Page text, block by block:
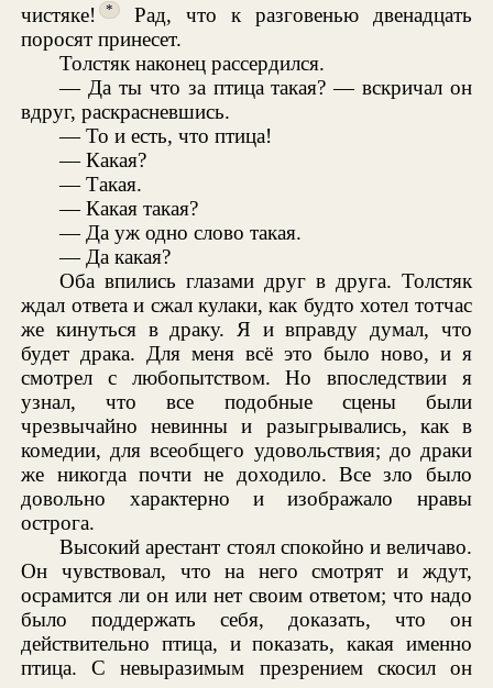
чистяке!
*
Рад, что к разговенью двенадцать
поросят принесет.
Толстяк наконец рассердился.
— Да ты что за птица такая? — вскричал он
вдруг, раскрасневшись.
— То и есть, что птица!
— Какая?
— Такая.
— Какая такая?
— Да уж одно слово такая.
— Да какая?
Оба впились глазами друг в друга. Толстяк
ждал ответа и сжал кулаки, как будто хотел тотчас
же кинуться в драку. Я и вправду думал, что
будет драка. Для меня всё это было ново, и я
смотрел с любопытством. Но впоследствии я
узнал, что все подобные сцены были
чрезвычайно невинны и разыгрывались, как в
комедии, для всеобщего удовольствия; до драки
же никогда почти не доходило. Все зло было
довольно характерно и изображало нравы
острога.
Высокий арестант стоял спокойно и величаво.
Он чувствовал, что на него смотрят и ждут,
осрамится ли он или нет своим ответом; что надо
было поддержать себя, доказать, что он
действительно птица, и показать, какая именно
птица. С невыразимым презрением скосил он